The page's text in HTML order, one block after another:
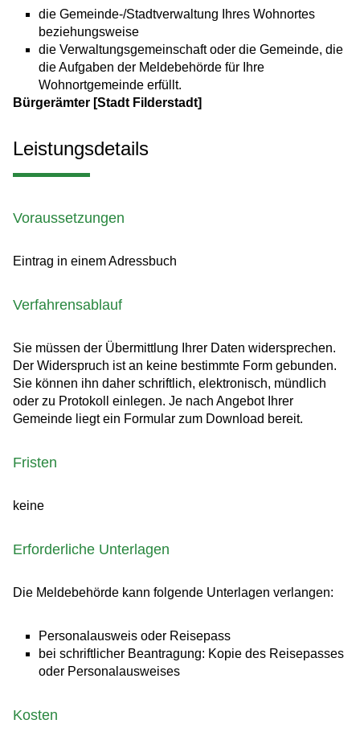
die Gemeinde-/Stadtverwaltung Ihres Wohnortes
beziehungsweise
die Verwaltungsgemeinschaft oder die Gemeinde, die
die Aufgaben der Meldebehörde für Ihre
Wohnortgemeinde erfüllt.
Bürgerämter [Stadt Filderstadt]
Leistungsdetails
Voraussetzungen
Eintrag in einem Adressbuch
Verfahrensablauf
Sie müssen der Übermittlung Ihrer Daten widersprechen.
Der Widerspruch ist an keine bestimmte Form gebunden.
Sie können ihn daher schriftlich, elektronisch, mündlich
oder zu Protokoll einlegen. Je nach Angebot Ihrer
Gemeinde liegt ein Formular zum Download bereit.
Fristen
keine
Erforderliche Unterlagen
Die Meldebehörde kann folgende Unterlagen verlangen:
Personalausweis oder Reisepass
bei schriftlicher Beantragung: Kopie des Reisepasses
oder Personalausweises
Kosten